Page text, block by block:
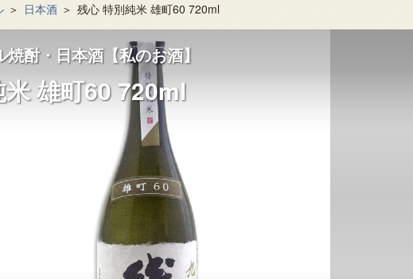
＞ 日本酒 ＞ 残心 特別純米 雄町60 720ml
酎・日本酒【私のお酒】
雄町60 720ml